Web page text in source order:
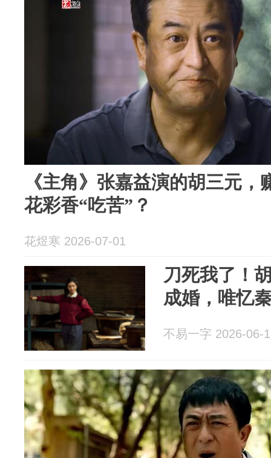
《主角》张嘉益演的胡三元，
花彩香“吃苦”？
花煜寒 2026-07-01
刀死我了！
成婚，唯忆
不易一字 2026-06-